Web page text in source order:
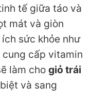
tế giữa táo và
mát và giòn
sức khỏe như
cấp vitamin
làm cho giỏ trái
và sang